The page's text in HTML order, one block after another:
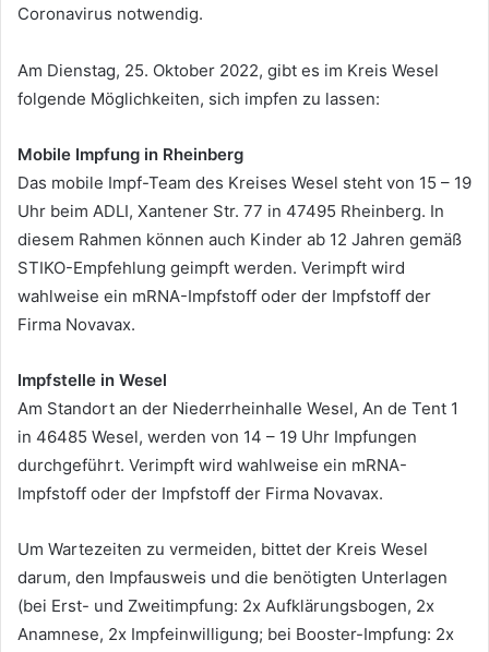
Coronavirus notwendig.
Am Dienstag, 25. Oktober 2022, gibt es im Kreis Wesel
folgende Möglichkeiten, sich impfen zu lassen:
Mobile Impfung in Rheinberg
Das mobile Impf-Team des Kreises Wesel steht von 15 – 19
Uhr beim ADLI, Xantener Str. 77 in 47495 Rheinberg. In
diesem Rahmen können auch Kinder ab 12 Jahren gemäß
STIKO-Empfehlung geimpft werden. Verimpft wird
wahlweise ein mRNA-Impfstoff oder der Impfstoff der
Firma Novavax.
Impfstelle in Wesel
Am Standort an der Niederrheinhalle Wesel, An de Tent 1
in 46485 Wesel, werden von 14 – 19 Uhr Impfungen
durchgeführt. Verimpft wird wahlweise ein mRNA-
Impfstoff oder der Impfstoff der Firma Novavax.
Um Wartezeiten zu vermeiden, bittet der Kreis Wesel
darum, den Impfausweis und die benötigten Unterlagen
(bei Erst- und Zweitimpfung: 2x Aufklärungsbogen, 2x
Anamnese, 2x Impfeinwilligung; bei Booster-Impfung: 2x